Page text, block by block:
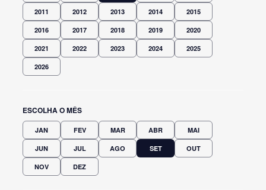
2011 2012 2013 2014 2015
2016 2017 2018 2019 2020
2021 2022 2023 2024 2025
2026
ESCOLHA O MÊS
JAN FEV MAR ABR MAI
JUN JUL AGO SET OUT
NOV DEZ